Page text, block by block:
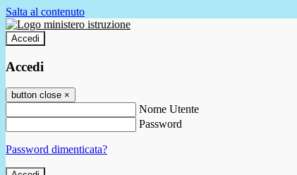
Salta al contenuto
Accedi
Accedi
button close ×
Nome Utente
Password
Password dimenticata?